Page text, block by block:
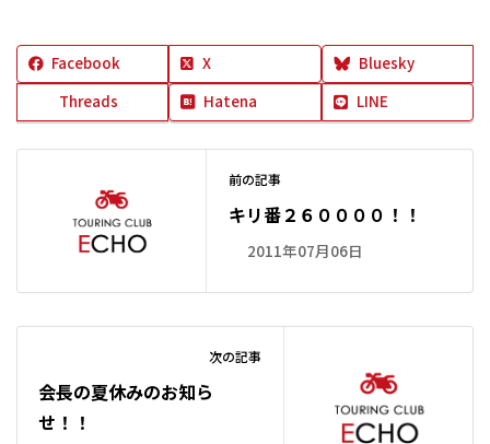
Facebook X
Bluesky
Threads
Hatena LINE
前の記事
キリ番２６００００！！
2011年07月06日
次の記事
会長の夏休みのお知ら
せ！！